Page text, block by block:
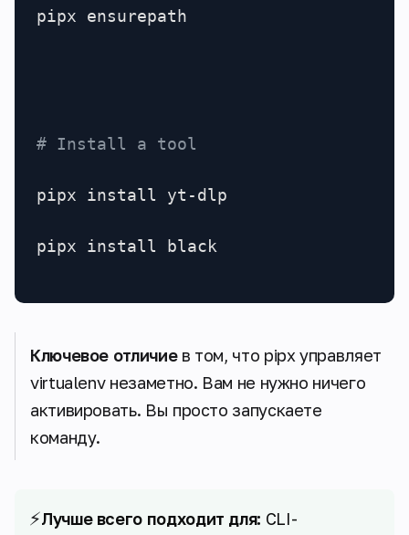
pipx ensurepath
# Install a tool
pipx install yt-dlp
pipx install black
Ключевое отличиев том, что pipx управляет
virtualenv незаметно. Вам не нужно ничего
активировать. Вы просто запускаете
команду.
⚡Лучше всего подходит для: CLI-